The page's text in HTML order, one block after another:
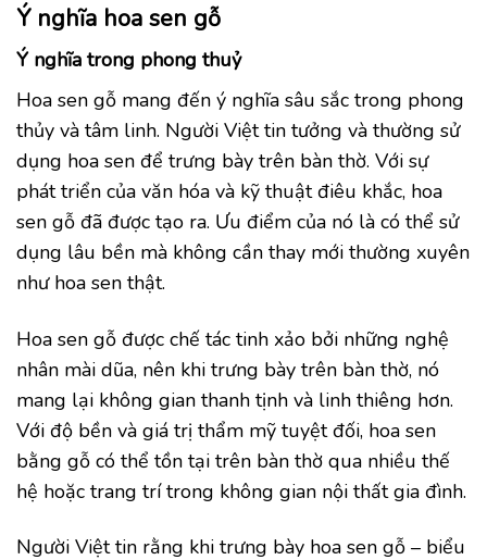
Ý nghĩa hoa sen gỗ
Ý nghĩa trong phong thuỷ
Hoa sen gỗ mang đến ý nghĩa sâu sắc trong phong
thủy và tâm linh. Người Việt tin tưởng và thường sử
dụng hoa sen để trưng bày trên bàn thờ. Với sự
phát triển của văn hóa và kỹ thuật điêu khắc, hoa
sen gỗ đã được tạo ra. Ưu điểm của nó là có thể sử
dụng lâu bền mà không cần thay mới thường xuyên
như hoa sen thật.
Hoa sen gỗ được chế tác tinh xảo bởi những nghệ
nhân mài dũa, nên khi trưng bày trên bàn thờ, nó
mang lại không gian thanh tịnh và linh thiêng hơn.
Với độ bền và giá trị thẩm mỹ tuyệt đối, hoa sen
bằng gỗ có thể tồn tại trên bàn thờ qua nhiều thế
hệ hoặc trang trí trong không gian nội thất gia đình.
Người Việt tin rằng khi trưng bày hoa sen gỗ – biểu